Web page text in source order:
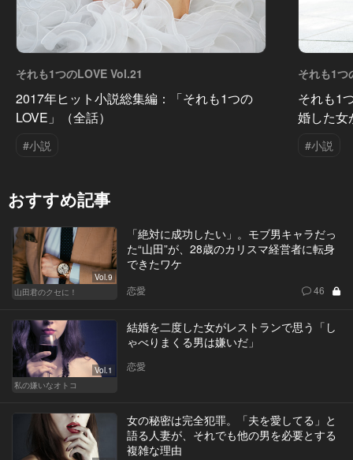
それも1つのLOVE Vol.21
2017年ヒット小説総集編：「それも1つの
LOVE」（全話）
#小説
それも1
それも1
婚した女
#小説
おすすめ記事
Vol.9
山田君のクセに！
「絶対に成功したい」。モブ男キャラだっ
た“山田”が、28歳のカリスマ経営者に転身
できたワケ
恋愛 46
Vol.1
私の嫌いなオトコ
結婚を二度した女がレストランで思う「し
ゃべりまくる男は嫌いだ」
恋愛
女の秘密は完全犯罪。「夫を愛してる」と
語る人妻が、それでも他の男を必要とする
複雑な理由